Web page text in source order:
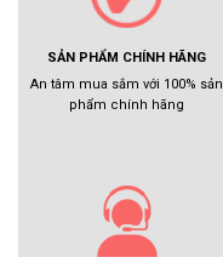
SẢN PHẨM CHÍNH HÃNG
An tâm mua sắm với 100% sản
phẩm chính hãng